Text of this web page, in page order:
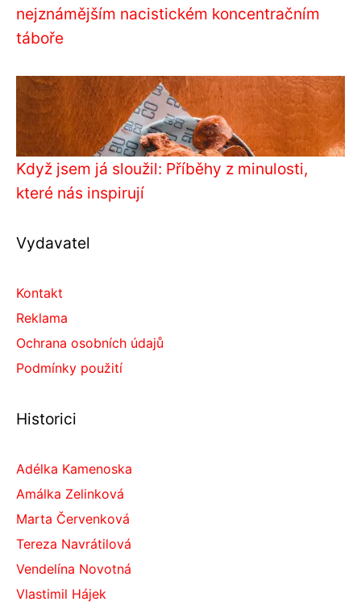
nejznámějším nacistickém koncentračním
táboře
Když jsem já sloužil: Příběhy z minulosti,
které nás inspirují
Vydavatel
Kontakt
Reklama
Ochrana osobních údajů
Podmínky použití
Historici
Adélka Kamenoska
Amálka Zelinková
Marta Červenková
Tereza Navrátilová
Vendelína Novotná
Vlastimil Hájek